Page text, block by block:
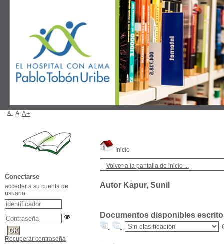
Inicio
Volver a la pantalla de inicio ...
Autor Kapur, Sunil
Documentos disponibles
A- A A+
Conectarse
acceder a su cuenta de
usuario
Recuperar contraseña